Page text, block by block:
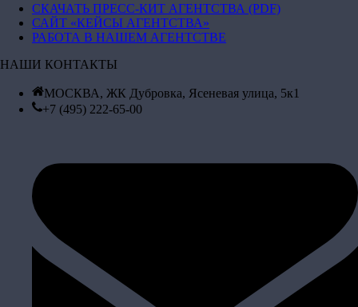
СКАЧАТЬ ПРЕСС-КИТ АГЕНТСТВА (PDF)
САЙТ «КЕЙСЫ АГЕНТСТВА»
РАБОТА В НАШЕМ АГЕНТСТВЕ
НАШИ КОНТАКТЫ
МОСКВА, ЖК Дубровка, Ясеневая улица, 5к1
+7 (495) 222-65-00